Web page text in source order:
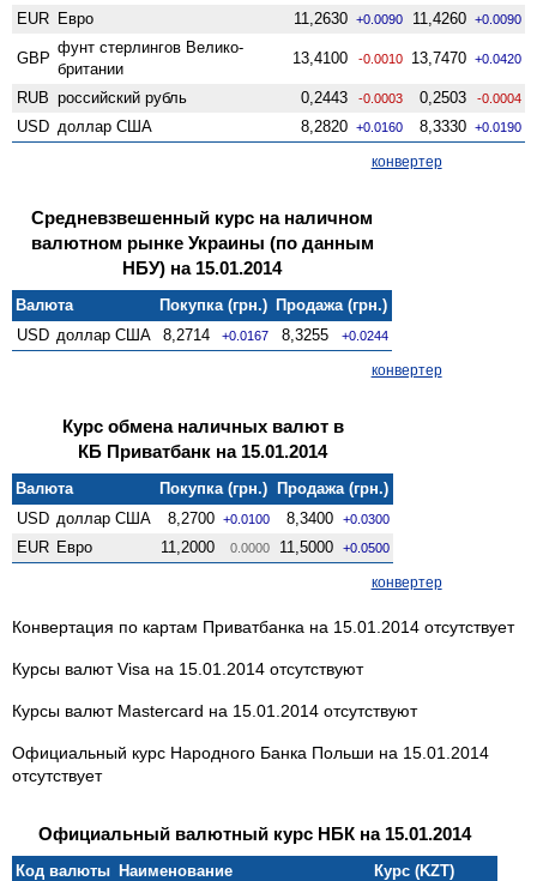
EUR Евро 11,2630 +0.0090 11,4260 +0.0090
GBP
фунт стерлингов Велико­
британии
13,4100 -0.0010 13,7470 +0.0420
RUB российский рубль 0,2443 -0.0003 0,2503 -0.0004
USD доллар США 8,2820 +0.0160 8,3330 +0.0190
конвертер
Средневзвешенный курс на наличном
валютном рынке Украины (по данным
НБУ) на 15.01.2014
Валюта Покупка (грн.) Продажа (грн.)
USD доллар США 8,2714 +0.0167 8,3255 +0.0244
конвертер
Курс обмена наличных валют в
КБ Приватбанк на 15.01.2014
Валюта Покупка (грн.) Продажа (грн.)
USD доллар США 8,2700 +0.0100 8,3400 +0.0300
EUR Евро 11,2000 0.0000 11,5000 +0.0500
конвертер
Конвертация по картам Приватбанка на 15.01.2014 отсутствует
Курсы валют Visa на 15.01.2014 отсутствуют
Курсы валют Mastercard на 15.01.2014 отсутствуют
Официальный курс Народного Банка Польши на 15.01.2014
отсутствует
Официальный валютный курс НБК на 15.01.2014
Код валюты Наименование
Курс (KZT)